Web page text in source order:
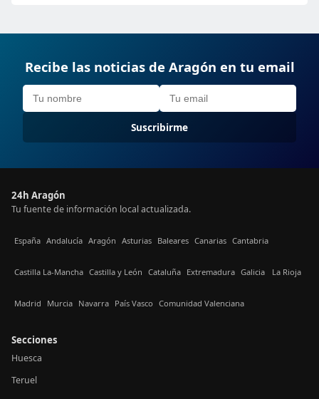
Recibe las noticias de Aragón en tu email
Suscribirme
24h Aragón
Tu fuente de información local actualizada.
España Andalucía Aragón Asturias Baleares Canarias Cantabria
Castilla La-Mancha Castilla y León Cataluña Extremadura Galicia La Rioja
Madrid Murcia Navarra País Vasco Comunidad Valenciana
Secciones
Huesca
Teruel